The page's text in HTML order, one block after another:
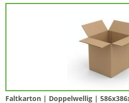
Faltkarton | Doppelwellig |